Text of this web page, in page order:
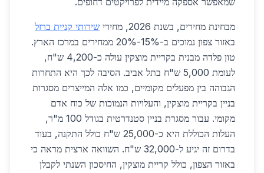
מבחינת מחירים, בשנת 2026, מחירי
שירותי קניית ברזל
באזור צפון נמוכים ב-15%-20% ממחירים במרכז הארץ.
טון פלדה מבנית בקריית מוצקין עולה כ-4,200 ש"ח,
לעומת 5,000 ש"ח בתל אביב. הסיבה לכך היא התחרות
הגבוהה בין מפעלים מקומיים, כמו אלה המייצרים מסגרות
בניין בקריית מוצקין, והעלויות הנמוכות של כוח אדם
מקומי. עבור מסגרת בניין סטנדרטית בגודל 100 מ"ר,
העלות הכוללת היא כ-25,000 ש"ח כולל התקנה, בעוד
בדרום זה יגיע ל-32,000 ש"ח. השוואה ארצית מראה כי
באזור הצפון, כולל קריית מוצקין, החיסכון השנתי לקבלן